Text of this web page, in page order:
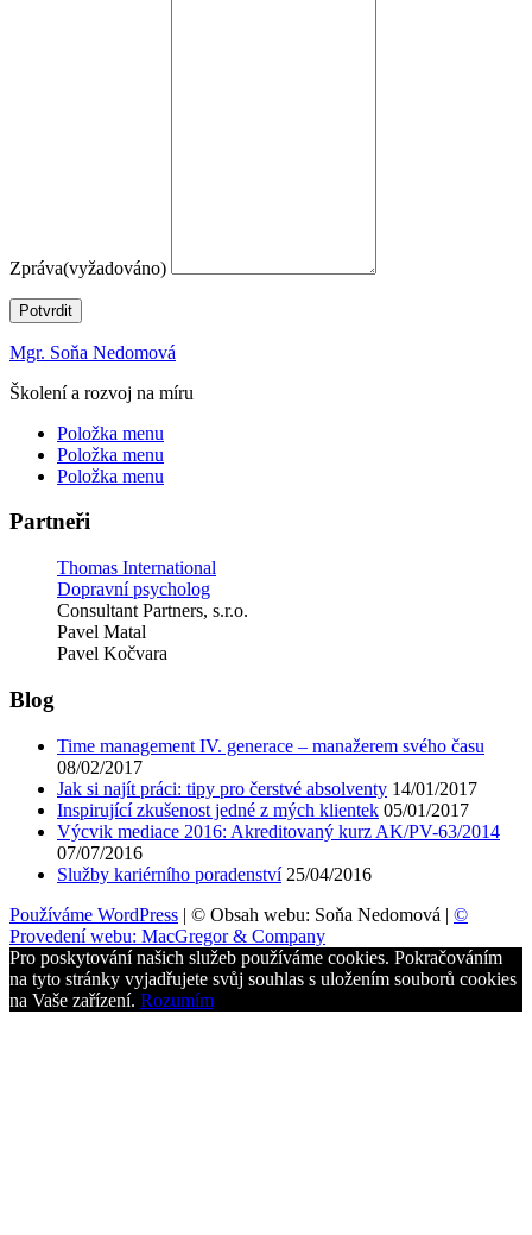
Zpráva(vyžadováno)
Potvrdit
Mgr. Soňa Nedomová
Školení a rozvoj na míru
Položka menu
Položka menu
Položka menu
Partneři
Thomas International
Dopravní psycholog
Consultant Partners, s.r.o.
Pavel Matal
Pavel Kočvara
Blog
Time management IV. generace – manažerem svého času
08/02/2017
Jak si najít práci: tipy pro čerstvé absolventy 14/01/2017
Inspirující zkušenost jedné z mých klientek 05/01/2017
Výcvik mediace 2016: Akreditovaný kurz AK/PV-63/2014
07/07/2016
Služby kariérního poradenství 25/04/2016
Používáme WordPress | © Obsah webu: Soňa Nedomová | ©
Provedení webu: MacGregor & Company
Pro poskytování našich služeb používáme cookies. Pokračováním
na tyto stránky vyjadřujete svůj souhlas s uložením souborů cookies
na Vaše zařízení. Rozumím